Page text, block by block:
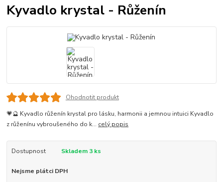
Kyvadlo krystal - Růženín
Ohodnotit produkt
💗🔮 Kyvadlo růženín krystal pro lásku, harmonii a jemnou intuici Kyvadlo
z růženínu vybroušeného do k... celý popis
Dostupnost Skladem 3 ks
Nejsme plátci DPH